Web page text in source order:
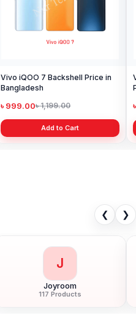
Vivo iQOO 7 Backshell Price in
Bangladesh
৳ 999.00৳ 1,199.00
Add to Cart
❮ ❯
J
Joyroom
117 Products